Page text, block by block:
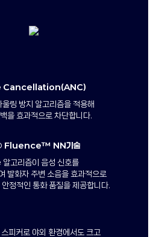
Cancellation(ANC)
울링 방지 알고리즘을 적용해
을 효과적으로 차단합니다.
NN기술
고리즘이 음성 신호를
발화자 주변 소음을 효과적으로
안정적인 통화 품질을 제공합니다.
피커로 야외 환경에서도 크고